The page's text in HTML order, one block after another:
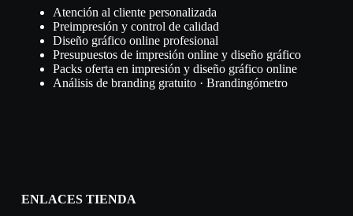
Atención al cliente personalizada
Preimpresión y control de calidad
Diseño gráfico online profesional
Presupuestos de impresión online y diseño gráfico
Packs oferta en impresión y diseño gráfico online
Análisis de branding gratuito · Brandingómetro
ENLACES TIENDA